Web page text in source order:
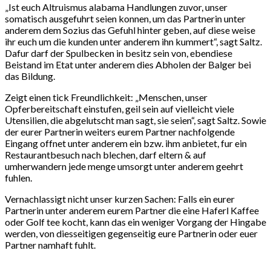
„Ist euch Altruismus alabama Handlungen zuvor, unser
somatisch ausgefuhrt seien konnen, um das Partnerin unter
anderem dem Sozius das Gefuhl hinter geben, auf diese weise
ihr euch um die kunden unter anderem ihn kummert“, sagt Saltz.
Dafur darf der Spulbecken in besitz sein von, ebendiese
Beistand im Etat unter anderem dies Abholen der Balger bei
das Bildung.
Zeigt einen tick Freundlichkeit: „Menschen, unser
Opferbereitschaft einstufen, geil sein auf vielleicht viele
Utensilien, die abgelutscht man sagt, sie seien“, sagt Saltz. Sowie
der eurer Partnerin weiters eurem Partner nachfolgende
Eingang offnet unter anderem ein bzw. ihm anbietet, fur ein
Restaurantbesuch nach blechen, darf eltern & auf
umherwandern jede menge umsorgt unter anderem geehrt
fuhlen.
Vernachlassigt nicht unser kurzen Sachen: Falls ein eurer
Partnerin unter anderem eurem Partner die eine Haferl Kaffee
oder Golf tee kocht, kann das ein weniger Vorgang der Hingabe
werden, von diesseitigen gegenseitig eure Partnerin oder euer
Partner namhaft fuhlt.